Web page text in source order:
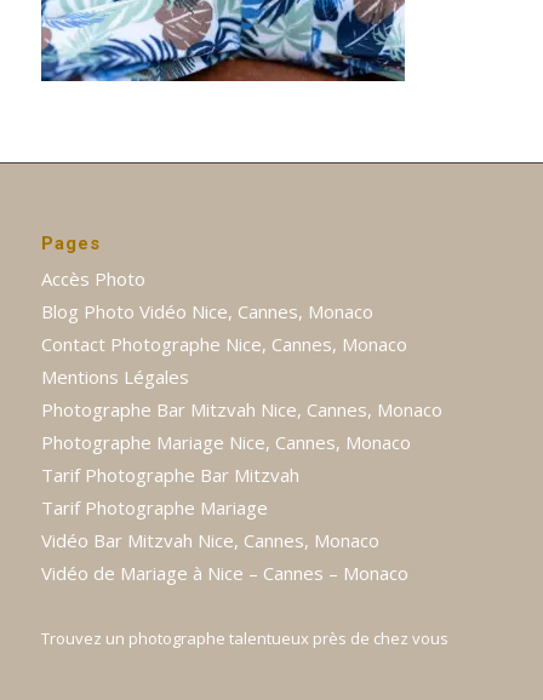
Pages
Accès Photo
Blog Photo Vidéo Nice, Cannes, Monaco
Contact Photographe Nice, Cannes, Monaco
Mentions Légales
Photographe Bar Mitzvah Nice, Cannes, Monaco
Photographe Mariage Nice, Cannes, Monaco
Tarif Photographe Bar Mitzvah
Tarif Photographe Mariage
Vidéo Bar Mitzvah Nice, Cannes, Monaco
Vidéo de Mariage à Nice – Cannes – Monaco
Trouvez un photographe talentueux près de chez vous